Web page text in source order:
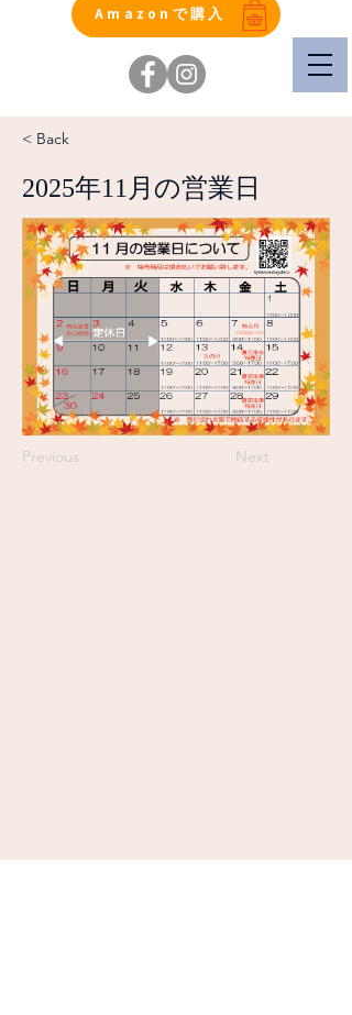
Amazonで購入
< Back
2025年11月の営業日
Previous Next